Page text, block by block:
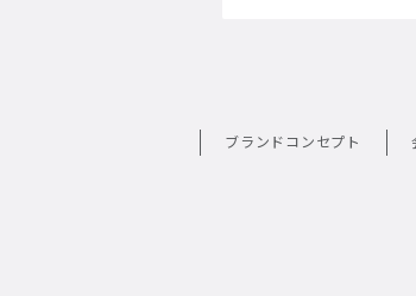
ブランドコンセプト